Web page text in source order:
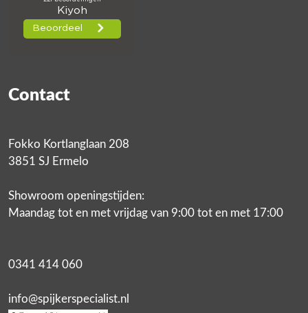
Contact
Fokko Kortlanglaan 208
3851 SJ Ermelo
Showroom openingstijden:
Maandag tot en met vrijdag van 9:00 tot en met 17:00
0341 414 060
info@spijkerspecialist.nl